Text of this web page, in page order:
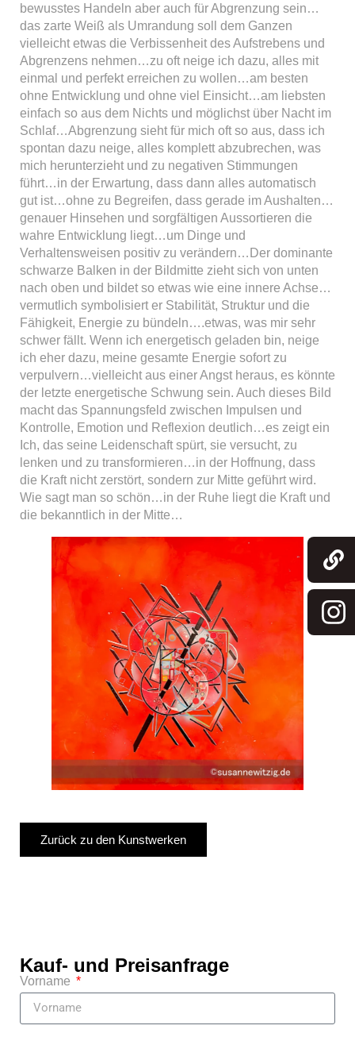
bewusstes Handeln aber auch für Abgrenzung sein…
das zarte Weiß als Umrandung soll dem Ganzen
vielleicht etwas die Verbissenheit des Aufstrebens und
Abgrenzens nehmen…zu oft neige ich dazu, alles mit
einmal und perfekt erreichen zu wollen…am besten
ohne Entwicklung und ohne viel Einsicht…am liebsten
einfach so aus dem Nichts und möglichst über Nacht im
Schlaf…Abgrenzung sieht für mich oft so aus, dass ich
spontan dazu neige, alles komplett abzubrechen, was
mich herunterzieht und zu negativen Stimmungen
führt…in der Erwartung, dass dann alles automatisch
gut ist…ohne zu Begreifen, dass gerade im Aushalten…
genauer Hinsehen und sorgfältigen Aussortieren die
wahre Entwicklung liegt…um Dinge und
Verhaltensweisen positiv zu verändern…Der dominante
schwarze Balken in der Bildmitte zieht sich von unten
nach oben und bildet so etwas wie eine innere Achse…
vermutlich symbolisiert er Stabilität, Struktur und die
Fähigkeit, Energie zu bündeln….etwas, was mir sehr
schwer fällt. Wenn ich energetisch geladen bin, neige
ich eher dazu, meine gesamte Energie sofort zu
verpulvern…vielleicht aus einer Angst heraus, es könnte
der letzte energetische Schwung sein. Auch dieses Bild
macht das Spannungsfeld zwischen Impulsen und
Kontrolle, Emotion und Reflexion deutlich…es zeigt ein
Ich, das seine Leidenschaft spürt, sie versucht, zu
lenken und zu transformieren…in der Hoffnung, dass
die Kraft nicht zerstört, sondern zur Mitte geführt wird.
Wie sagt man so schön…in der Ruhe liegt die Kraft und
die bekanntlich in der Mitte…
Zurück zu den Kunstwerken
Kauf- und Preisanfrage
Vorname